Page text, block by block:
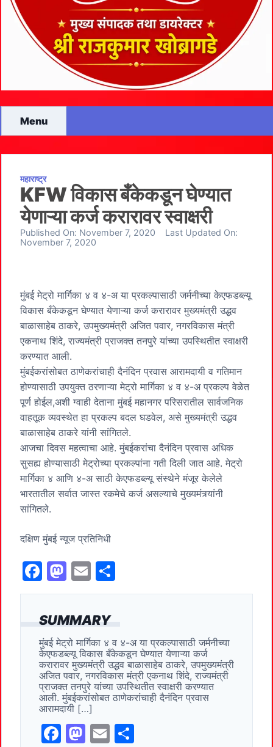
Menu
महाराष्ट्र
KFW विकास बँकेकडून घेण्यात
येणाऱ्या कर्ज करारावर स्वाक्षरी
Published On: November 7, 2020
Last Updated On:
November 7, 2020
SUMMARY
मुंबई मेट्रो मार्गिका ४ व ४-अ या प्रकल्पासाठी जर्मनीच्या
केएफडब्ल्यू विकास बँकेकडून घेण्यात येणाऱ्या कर्ज
करारावर मुख्यमंत्री उद्धव बाळासाहेब ठाकरे, उपमुख्यमंत्री
अजित पवार, नगरविकास मंत्री एकनाथ शिंदे, राज्यमंत्री
प्राजक्त तनपुरे यांच्या उपस्थितीत स्वाक्षरी करण्यात
आली. मुंबईकरांसोबत ठाणेकरांचाही दैनंदिन प्रवास
आरामदायी […]
F
M E
मुंबई मेट्रो मार्गिका ४ व ४-अ या प्रकल्पासाठी जर्मनीच्या केएफडब्ल्यू
विकास बँकेकडून घेण्यात येणाऱ्या कर्ज करारावर मुख्यमंत्री उद्धव
बाळासाहेब ठाकरे, उपमुख्यमंत्री अजित पवार, नगरविकास मंत्री
एकनाथ शिंदे, राज्यमंत्री प्राजक्त तनपुरे यांच्या उपस्थितीत स्वाक्षरी
करण्यात आली.
मुंबईकरांसोबत ठाणेकरांचाही दैनंदिन प्रवास आरामदायी व गतिमान
होण्यासाठी उपयुक्त ठरणाऱ्या मेट्रो मार्गिका ४ व ४-अ प्रकल्प वेळेत
पूर्ण होईल,अशी ग्वाही देताना मुंबई महानगर परिसरातील सार्वजनिक
वाहतूक व्यवस्थेत हा प्रकल्प बदल घडवेल, असे मुख्यमंत्री उद्धव
बाळासाहेब ठाकरे यांनी सांगितले.
आजचा दिवस महत्वाचा आहे. मुंबईकरांचा दैनंदिन प्रवास अधिक
सुसह्य होण्यासाठी मेट्रोच्या प्रकल्पांना गती दिली जात आहे. मेट्रो
मार्गिका ४ आणि ४-अ साठी केएफडब्ल्यू संस्थेने मंजूर केलेले
भारतातील सर्वात जास्त रकमेचे कर्ज असल्याचे मुख्यमंत्र्यांनी
सांगितले.
दक्षिण मुंबई न्यूज प्रतिनिधी
F
a
c
e
b
o
o
k
M
a
st
o
d
o
n
E
m
ai
l
h